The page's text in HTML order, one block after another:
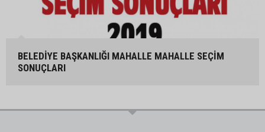
BELEDİYE BAŞKANLIĞI MAHALLE MAHALLE SEÇİM
SONUÇLARI